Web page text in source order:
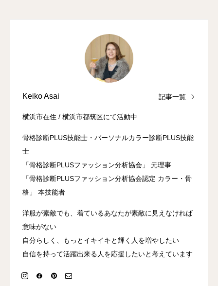
Keiko Asai 記事一覧
横浜市在住 / 横浜市都筑区にて活動中
骨格診断PLUS技能士・パーソナルカラー診断PLUS技能
士
「骨格診断PLUSファッション分析協会」 元理事
「骨格診断PLUSファッション分析協会認定 カラー・骨
格」 本技能者
洋服が素敵でも、着ているあなたが素敵に見えなければ
意味がない
自分らしく、もっとイキイキと輝く人を増やしたい
自信を持って活躍出来る人を応援したいと考えています
卒入学式シーズン